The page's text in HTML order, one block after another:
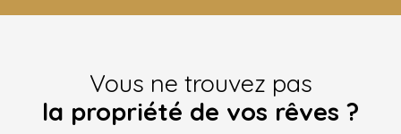
Vous ne trouvez pas
la propriété de vos rêves ?